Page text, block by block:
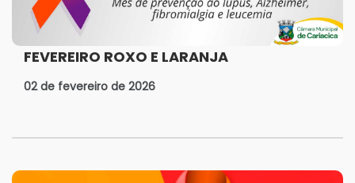
FEVEREIRO ROXO E LARANJA
02 de fevereiro de 2026